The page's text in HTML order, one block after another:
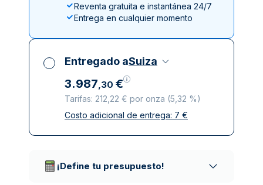
Reventa gratuita e instantánea 24/7
Entrega en cualquier momento
Entregado aSuiza
3.987,30 €
Tarifas: 212,22 € por onza (5,32 %)
Impuestos incluidos
Costo adicional de entrega: 7 €
¡Define tu presupuesto!